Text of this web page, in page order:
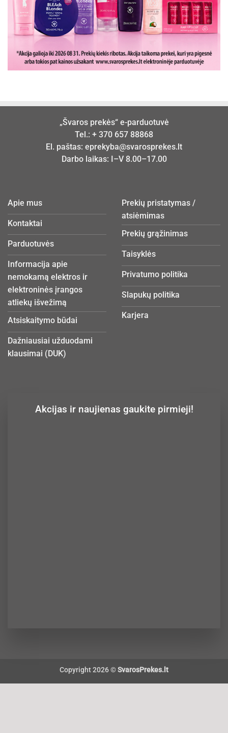
„Švaros prekės“ e-parduotuvė
Tel.: + 370 657 88868
El. paštas: eprekyba@svarosprekes.lt
Darbo laikas: I–V 8.00–17.00
Apie mus
Kontaktai
Parduotuvės
Informacija apie
nemokamą elektros ir
elektroninės įrangos
atliekų išvežimą
Atsiskaitymo būdai
Dažniausiai užduodami
klausimai (DUK)
Prekių pristatymas /
atsiėmimas
Prekių grąžinimas
Taisyklės
Privatumo politika
Slapukų politika
Karjera
Akcijas ir naujienas gaukite pirmieji!
Copyright 2026 ©SvarosPrekes.lt